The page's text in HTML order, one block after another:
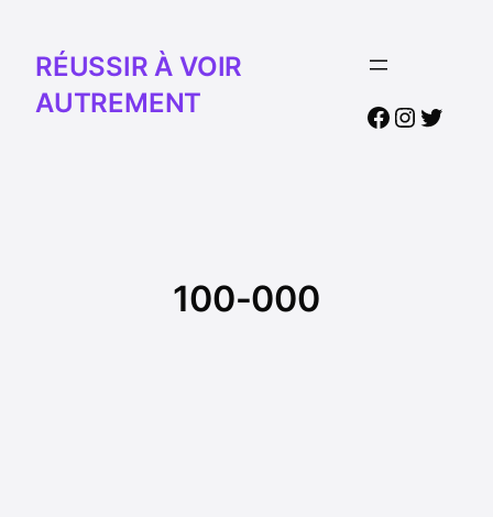
RÉUSSIR À VOIR
AUTREMENT
Facebook
100-000